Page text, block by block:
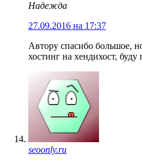
Надежда
27.09.2016 на 17:37
Автору спасибо большое,
хостинг на хендихост, буду
seoonly.ru